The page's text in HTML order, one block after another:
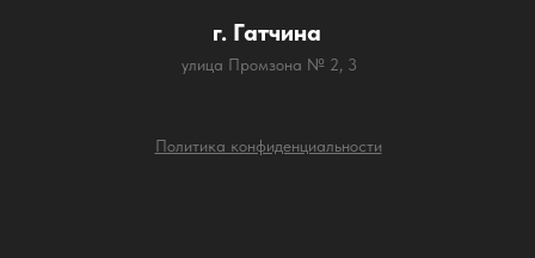
улица Промзона № 2, 3
г. Гатчина
Политика конфиденциальности